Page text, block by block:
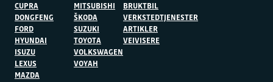
CUPRA
DONGFENG
FORD
HYUNDAI
ISUZU
LEXUS
MAZDA
MITSUBISHI
ŠKODA
SUZUKI
TOYOTA
VOLKSWAGEN
VOYAH
BRUKTBIL
VERKSTEDTJENESTER
ARTIKLER
VEIVISERE